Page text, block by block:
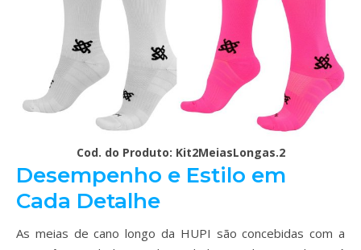
Cod. do Produto: Kit2MeiasLongas.2
Desempenho e Estilo em
Cada Detalhe
As meias de cano longo da HUPI são concebidas com a